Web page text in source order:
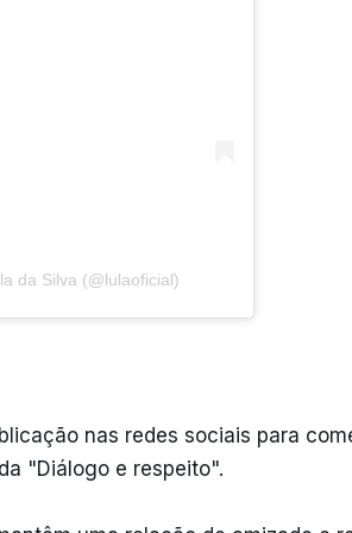
da Silva (@lulaoficial)
nas redes sociais para
"Diálogo e respeito".